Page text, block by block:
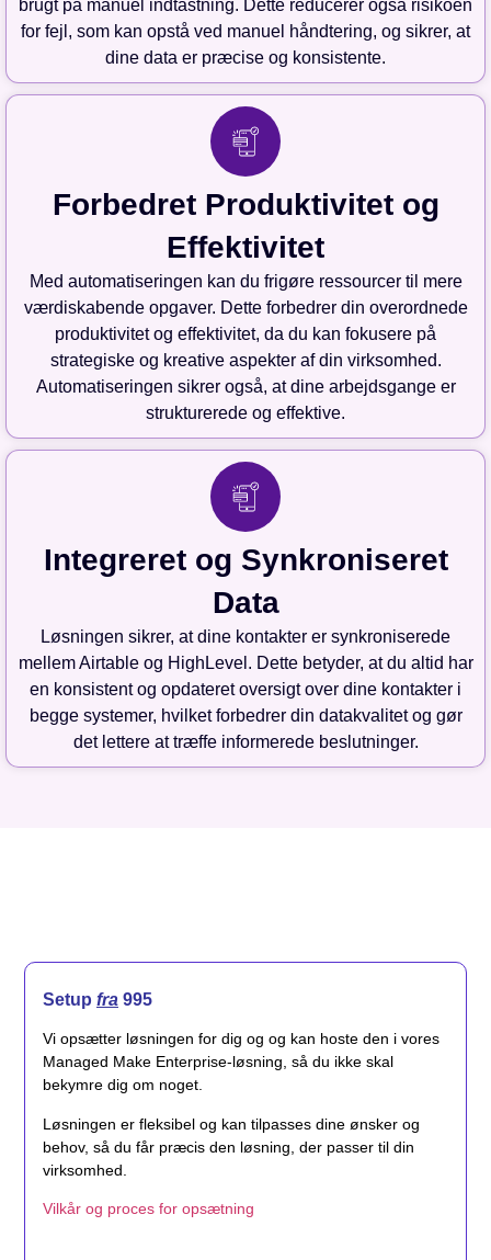
brugt på manuel indtastning. Dette reducerer også risikoen
for fejl, som kan opstå ved manuel håndtering, og sikrer, at
dine data er præcise og konsistente.
Forbedret Produktivitet og
Effektivitet
Med automatiseringen kan du frigøre ressourcer til mere
værdiskabende opgaver. Dette forbedrer din overordnede
produktivitet og effektivitet, da du kan fokusere på
strategiske og kreative aspekter af din virksomhed.
Automatiseringen sikrer også, at dine arbejdsgange er
strukturerede og effektive.
Integreret og Synkroniseret
Data
Løsningen sikrer, at dine kontakter er synkroniserede
mellem Airtable og HighLevel. Dette betyder, at du altid har
en konsistent og opdateret oversigt over dine kontakter i
begge systemer, hvilket forbedrer din datakvalitet og gør
det lettere at træffe informerede beslutninger.
Setup fra 995
Vi opsætter løsningen for dig og og kan hoste den i vores
Managed Make Enterprise-løsning, så du ikke skal
bekymre dig om noget.
Løsningen er fleksibel og kan tilpasses dine ønsker og
behov, så du får præcis den løsning, der passer til din
virksomhed.
Vilkår og proces for opsætning